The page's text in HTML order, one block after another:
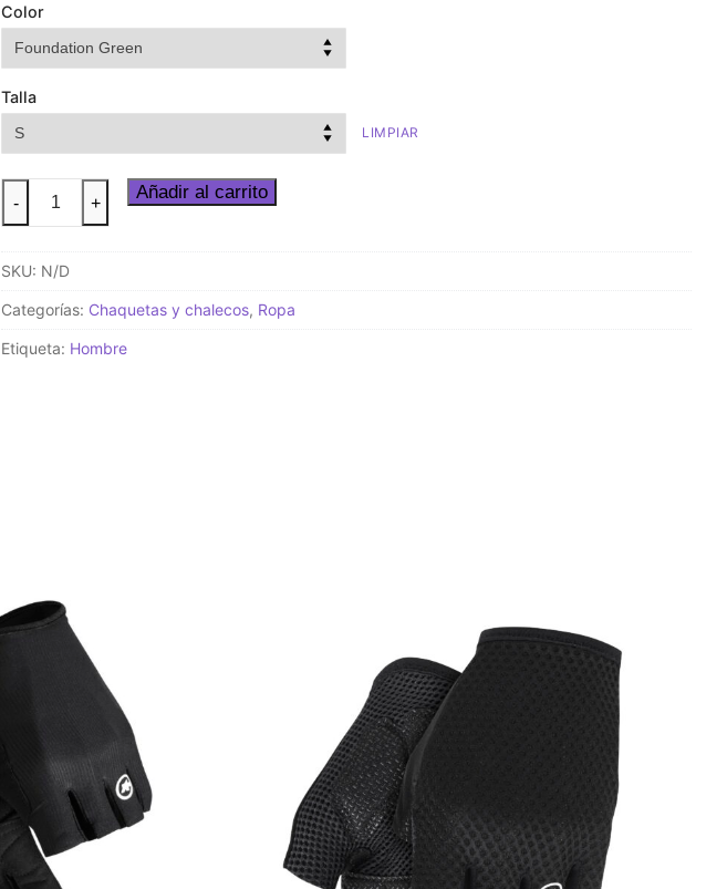
Color
Talla
LIMPIAR
GT
Jacket
S11
- + Añadir al carrito
SKU: N/D
Categorías: Chaquetas y chalecos, Ropa
Etiqueta: Hombre